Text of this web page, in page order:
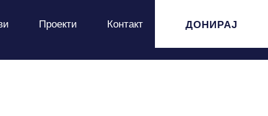
Проекти Контакт ДОНИРАЈ